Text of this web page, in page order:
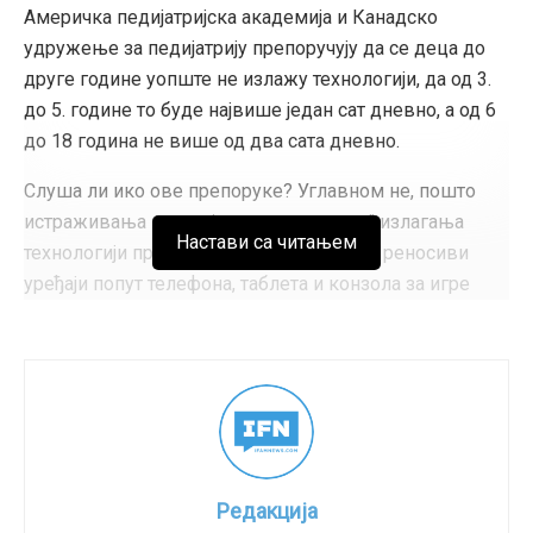
Симон Веј (1927–2017) 1979. године, била је архитекта
закона о абортусу у Француској за време свог
мандата на челу Министарства здравља 1975.
године… Можда ће избор Мецоле затворити круг и
бити знак будућности Европе.
Tags: абортус Европски парламент право на живот
пролајф
Америчка педијатријска академија и Канадско
удружење за педијатрију препоручују да се деца до
друге године уопште не излажу технологији, да од 3.
до 5. године то буде највише један сат дневно, а од 6
до 18 година не више од два сата дневно.
Слуша ли ико ове препоруке? Углавном не, пошто
истраживања показују да се ове „дозе” излагања
технологији прекорачују и по 4–5 пута. Преносиви
уређаји попут телефона, таблета и конзола за игре
„Виртуелно дете”, Крис Роуан позвала је родитеље,
наставнике и надлежне институције да забране
употребу преносивих техничких уређаја до дванаесте
аргумената заснованих на научним истраживањима:
Настави са читањем
Редакција